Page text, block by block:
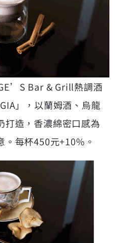
Bar & Grill熱調酒
」，以蘭姆酒、烏龍
打造，香濃綿密口感為
。每杯450元+10%。